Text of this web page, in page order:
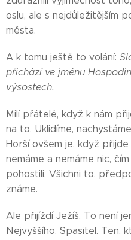
oslu, ale s nejdůležitějším
města.
A k tomu ještě to volání:
přichází ve jménu
výsostech.
Milí přátelé, když k nám
na to. Uklidíme,
Horší ovšem je, když
nemáme a nemáme nic,
pohostili. Všichni to,
známe.
Ale přijíždí Ježíš. To není
Nejvyššího. Spasitel. Ten,